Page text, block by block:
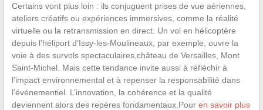
Certains vont plus loin : ils conjuguent prises de vue aériennes,
ateliers créatifs ou expériences immersives, comme la réalité
virtuelle ou la retransmission en direct. Un vol en hélicoptère
depuis l’héliport d’Issy-les-Moulineaux, par exemple, ouvre la
voie à des survols spectaculaires,château de Versailles, Mont
Saint-Michel. Mais cette tendance invite aussi à réfléchir à
l’impact environnemental et à repenser la responsabilité dans
l’événementiel. L’innovation, la cohérence et la qualité
deviennent alors des repères fondamentaux.Pour en savoir plus